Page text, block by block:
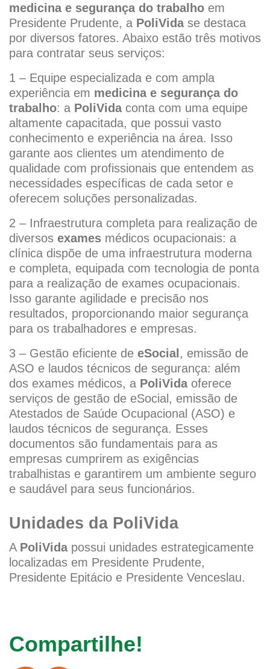
medicina e segurança do trabalho em
Presidente Prudente, a PoliVida se destaca
por diversos fatores. Abaixo estão três motivos
para contratar seus serviços:
1 – Equipe especializada e com ampla
experiência em medicina e segurança do
trabalho: a PoliVidaconta com uma equipe
altamente capacitada, que possui vasto
conhecimento e experiência na área. Isso
garante aos clientes um atendimento de
qualidade com profissionais que entendem as
necessidades específicas de cada setor e
oferecem soluções personalizadas.
2 – Infraestrutura completa para realização de
diversos exames médicos ocupacionais: a
clínica dispõe de uma infraestrutura moderna
e completa, equipada com tecnologia de ponta
para a realização de exames ocupacionais.
Isso garante agilidade e precisão nos
resultados, proporcionando maior segurança
para os trabalhadores e empresas.
3 – Gestão eficiente de eSocial , emissão de
ASO e laudos técnicos de segurança: além
dos exames médicos, a PoliVida oferece
serviços de gestão de eSocial, emissão de
Atestados de Saúde Ocupacional (ASO) e
laudos técnicos de segurança. Esses
documentos são fundamentais para as
empresas cumprirem as exigências
trabalhistas e garantirem um ambiente seguro
e saudável para seus funcionários.
Unidades da PoliVida
A PoliVidapossui unidades estrategicamente
localizadas em Presidente Prudente,
Presidente Epitácio e Presidente Venceslau.
Compartilhe!